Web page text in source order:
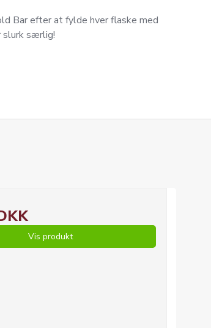
Bar efter at fylde hver flaske med
slurk særlig!
Vis produkt